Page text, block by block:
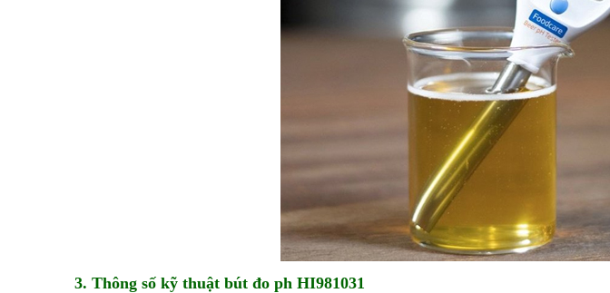
3. Thông số kỹ thuật bút đo ph HI981031